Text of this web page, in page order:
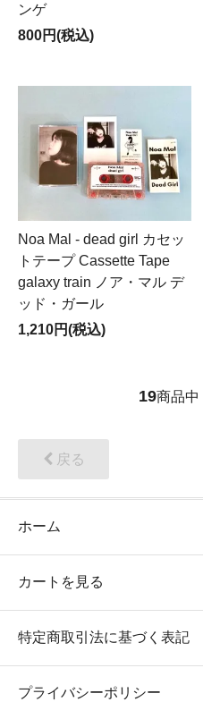
ンゲ
800円(税込)
Noa Mal - dead girl カセッ
トテープ Cassette Tape
galaxy train ノア・マル デ
ッド・ガール
1,210円(税込)
19商品中
戻る
ホーム
カートを見る
特定商取引法に基づく表記
プライバシーポリシー